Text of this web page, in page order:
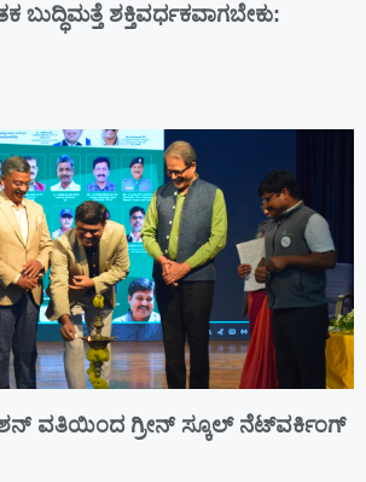
ಬುದ್ಧಿಮತ್ತೆ ಶಕ್ತಿವರ್ಧಕವಾಗಬೇಕು:
ವತಿಯಿಂದ ಗ್ರೀನ್ ಸ್ಕೂಲ್ ನೆಟ್‌ವರ್ಕಿಂಗ್